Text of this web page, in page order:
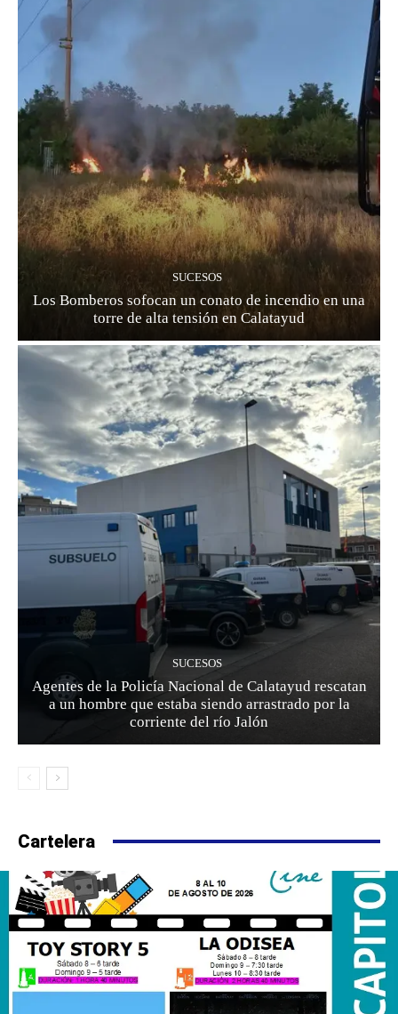
SUCESOS
Los Bomberos sofocan un conato de incendio en una
torre de alta tensión en Calatayud
SUCESOS
Agentes de la Policía Nacional de Calatayud rescatan
a un hombre que estaba siendo arrastrado por la
corriente del río Jalón
Cartelera